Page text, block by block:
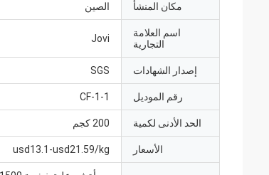
مكان المنشأ الصين
اسم العلامة
التجارية
Jovi
إصدار الشهادات SGS
رقم الموديل 1-CF-1
الحد الأدنى لكمية 200 كجم
الأسعار usd13.1-usd21.59/kg